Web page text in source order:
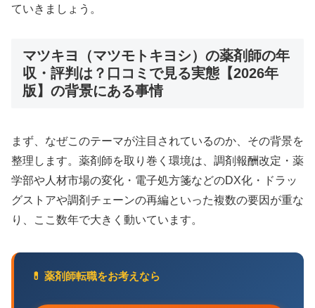
ていきましょう。
マツキヨ（マツモトキヨシ）の薬剤師の年
収・評判は？口コミで見る実態【2026年
版】の背景にある事情
まず、なぜこのテーマが注目されているのか、その背景を
整理します。薬剤師を取り巻く環境は、調剤報酬改定・薬
学部や人材市場の変化・電子処方箋などのDX化・ドラッ
グストアや調剤チェーンの再編といった複数の要因が重な
り、ここ数年で大きく動いています。
💊 薬剤師転職をお考えなら